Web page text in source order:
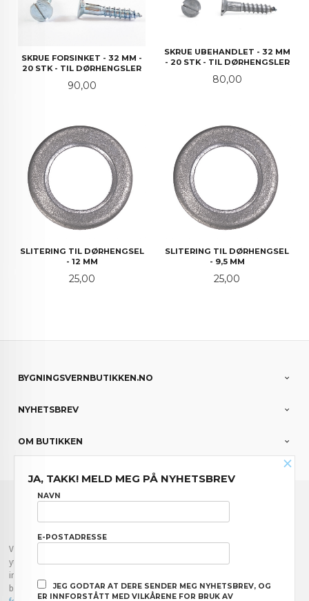
SKRUE FORSINKET - 32 MM -
20 STK - TIL DØRHENGSLER
Pris
90,00
SKRUE UBEHANDLET - 32 MM
- 20 STK - TIL DØRHENGSLER
Pris
80,00
SLITERING TIL DØRHENGSEL
- 12 MM
Pris
25,00
SLITERING TIL DØRHENGSEL
- 9,5 MM
Pris
25,00
BYGNINGSVERNBUTIKKEN.NO
NYHETSBREV
OM BUTIKKEN
FRAKT
Vår nettbutikk bruker cookies slik at du får en bedre kjøpsopplevelse og vi kan
yte deg bedre service. Vi bruker cookies hovedsaklig til å lagre
innloggingsdetaljer og huske hva du har puttet i handlekurven din. Fortsett å
bruke siden som normalt om du godtar dette.Les merellerendre innstillinger
×
JA, TAKK! MELD MEG PÅ NYHETSBREV
NAVN
E-POSTADRESSE
JEG GODTAR AT DERE SENDER MEG NYHETSBREV, OG
ER INNFORSTÅTT MED VILKÅRENE FOR BRUK AV